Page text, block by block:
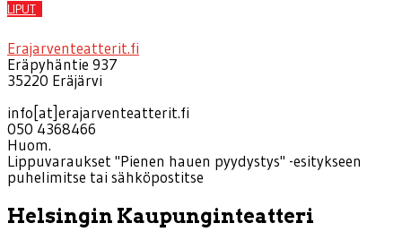
LIPUT
Erajarventeatterit.fi
Eräpyhäntie 937
35220 Eräjärvi
info[at]erajarventeatterit.fi
050 4368466
Huom.
Lippuvaraukset "Pienen hauen pyydystys" -esitykseen
puhelimitse tai sähköpostitse
Helsingin Kaupunginteatteri